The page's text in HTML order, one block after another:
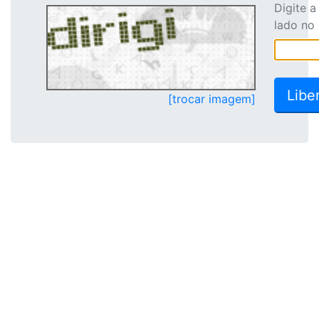
[trocar imagem]
Digite
lado no